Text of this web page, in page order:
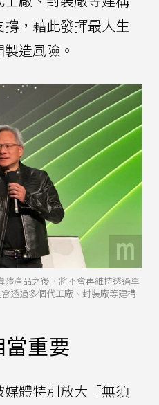
，藉此發揮最大生
造風險。
產品之後，將不會再維持透過單
透過多個代工廠、封裝廠等建構
重要
體特別放大「無須